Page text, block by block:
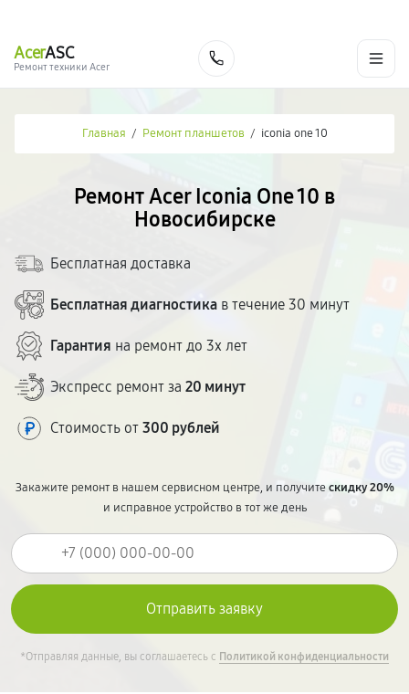
AcerASC
Ремонт техники Acer
Главная / Ремонт планшетов / iconia one 10
Ремонт Acer Iconia One 10 в
Новосибирске
Бесплатная доставка
Бесплатная диагностика в течение 30 минут
Гарантия на ремонт до 3х лет
Экспресс ремонт за 20 минут
Стоимость от 300 рублей
Закажите ремонт в нашем сервисном центре, и получитескидку 20%
и исправное устройство в тот же день
*Отправляя данные, вы соглашаетесь с Политикой конфиденциальности